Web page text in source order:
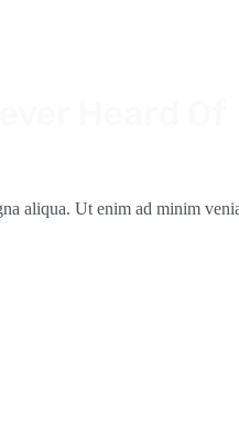
aliqua. Ut enim ad minim